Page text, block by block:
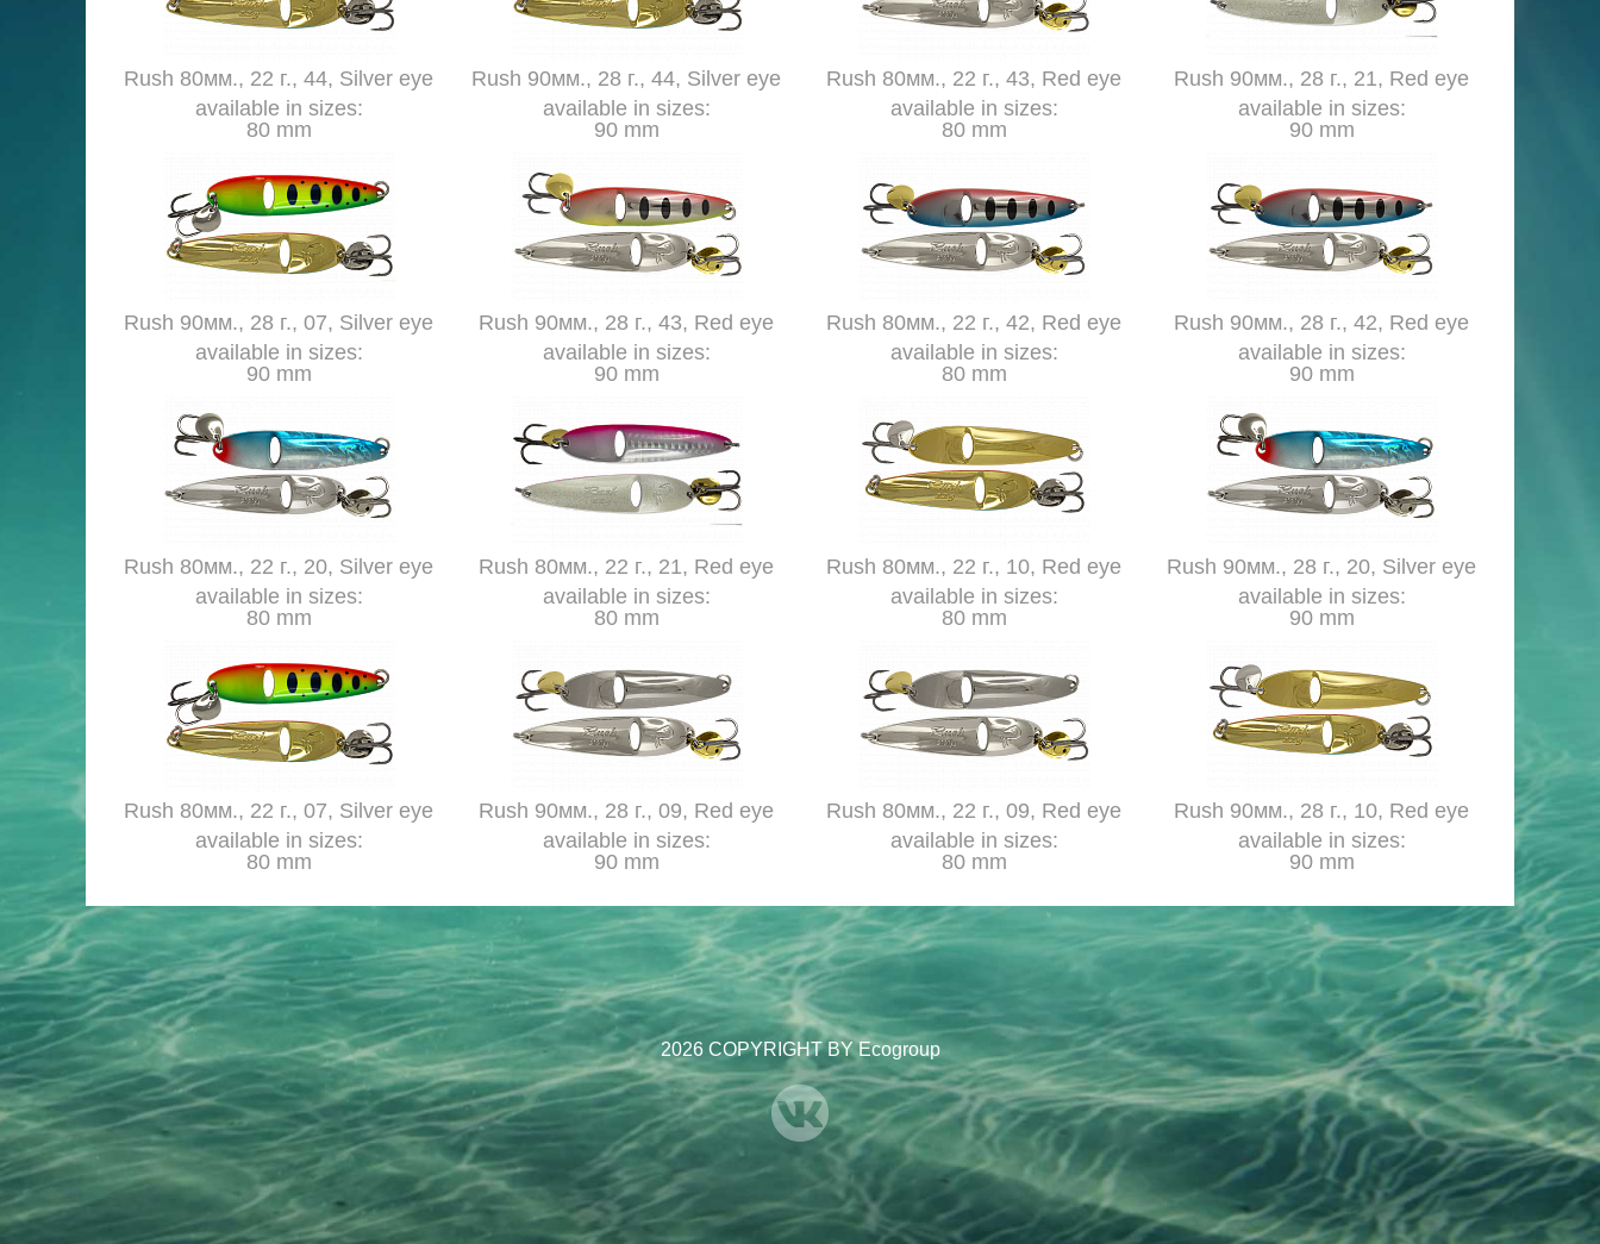
Rush 80мм., 22 г., 44, Silver eye
available in sizes:
80 mm
Rush 90мм., 28 г., 44, Silver eye
available in sizes:
90 mm
Rush 80мм., 22 г., 43, Red eye
available in sizes:
80 mm
Rush 90мм., 28 г., 21, Red eye
available in sizes:
90 mm
Rush 90мм., 28 г., 07, Silver eye
available in sizes:
90 mm
Rush 90мм., 28 г., 43, Red eye
available in sizes:
90 mm
Rush 80мм., 22 г., 42, Red eye
available in sizes:
80 mm
Rush 90мм., 28 г., 42, Red eye
available in sizes:
90 mm
Rush 80мм., 22 г., 20, Silver eye
available in sizes:
80 mm
Rush 80мм., 22 г., 21, Red eye
available in sizes:
80 mm
Rush 80мм., 22 г., 10, Red eye
available in sizes:
80 mm
Rush 90мм., 28 г., 20, Silver eye
available in sizes:
90 mm
Rush 80мм., 22 г., 07, Silver eye
available in sizes:
80 mm
Rush 90мм., 28 г., 09, Red eye
available in sizes:
90 mm
Rush 80мм., 22 г., 09, Red eye
available in sizes:
80 mm
Rush 90мм., 28 г., 10, Red eye
available in sizes:
90 mm
2026 COPYRIGHT BY Ecogroup